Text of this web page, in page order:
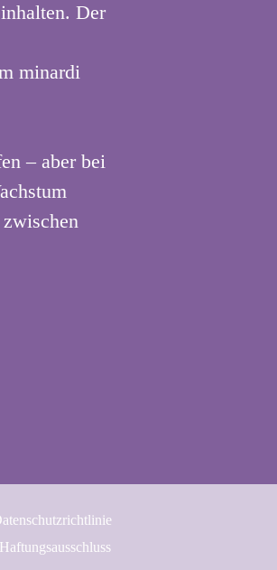
Der
minardi
– aber bei
Haftungsausschluss